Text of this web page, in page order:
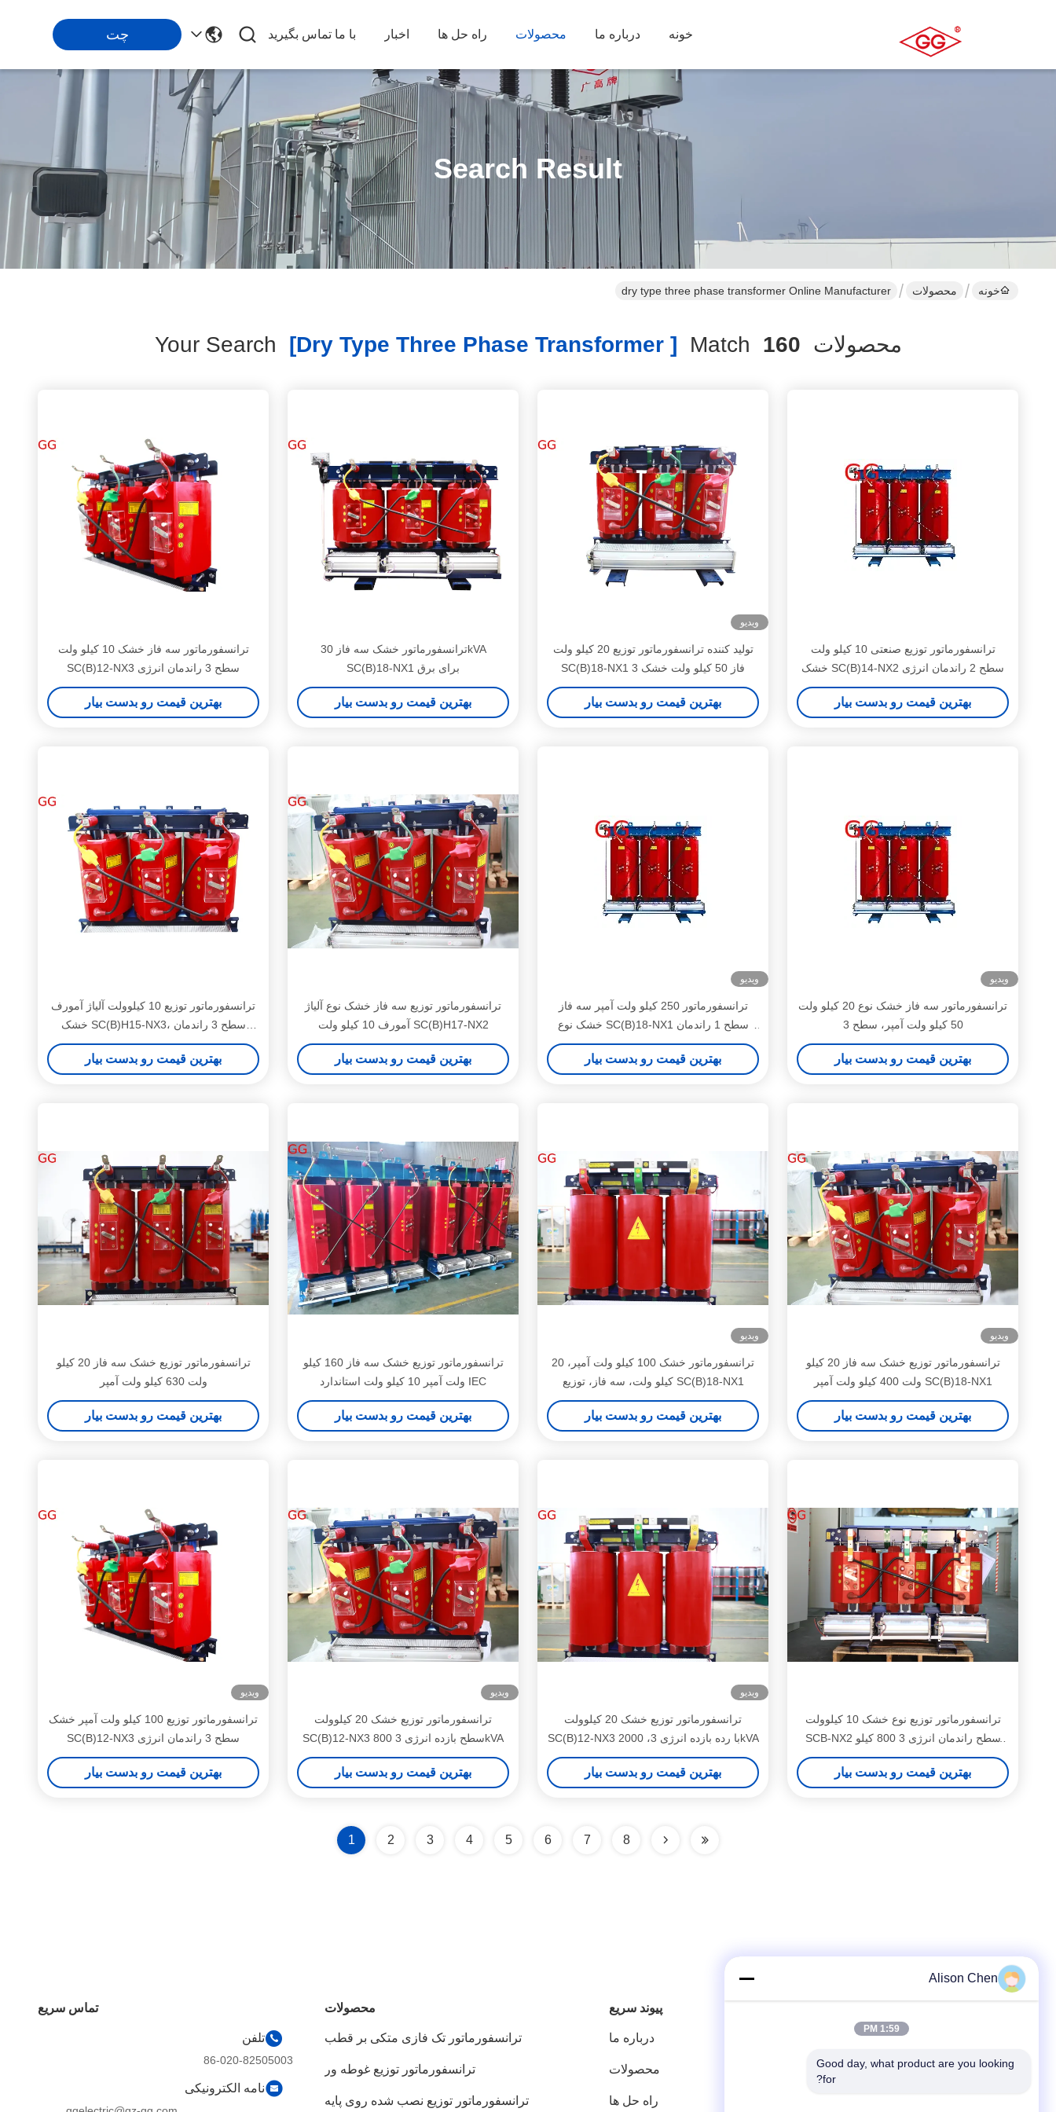
خونه درباره ما محصولات راه حل ها اخبار با ما تماس بگیرید چت
Search Result
خونه محصولات dry type three phase transformer Online Manufacturer
Your Search [dry Type Three Phase Transformer ] Match 160 محصولات
ترانسفورماتور سه فاز خشک 10 کیلو ولت
SC(B)12-NX3 سطح 3 راندمان انرژی
بهترین قیمت رو بدست بیار
ترانسفورماتور خشک سه فاز 30kVA
SC(B)18-NX1 برای برق
بهترین قیمت رو بدست بیار
ویدیو
تولید کننده ترانسفورماتور توزیع 20 کیلو ولت
SC(B)18-NX1 3 فاز 50 کیلو ولت خشک
بهترین قیمت رو بدست بیار
ترانسفورماتور توزیع صنعتی 10 کیلو ولت
خشک SC(B)14-NX2 سطح 2 راندمان انرژی
بهترین قیمت رو بدست بیار
ترانسفورماتور توزیع 10 کیلوولت آلیاژ آمورف
خشک SC(B)H15-NX3، سطح 3 راندمان
انرژی
بهترین قیمت رو بدست بیار
ترانسفورماتور توزیع سه فاز خشک نوع آلیاژ
آمورف 10 کیلو ولت SC(B)H17-NX2
بهترین قیمت رو بدست بیار
ویدیو
ترانسفورماتور 250 کیلو ولت آمپر سه فاز
خشک نوع SC(B)18-NX1 سطح 1 راندمان
انرژی
بهترین قیمت رو بدست بیار
ویدیو
ترانسفورماتور سه فاز خشک نوع 20 کیلو ولت
50 کیلو ولت آمپر، سطح 3
بهترین قیمت رو بدست بیار
ترانسفورماتور توزیع خشک سه فاز 20 کیلو
ولت 630 کیلو ولت آمپر
بهترین قیمت رو بدست بیار
ترانسفورماتور توزیع خشک سه فاز 160 کیلو
ولت آمپر 10 کیلو ولت استاندارد IEC
بهترین قیمت رو بدست بیار
ویدیو
ترانسفورماتور خشک 100 کیلو ولت آمپر، 20
کیلو ولت، سه فاز، توزیع SC(B)18-NX1
بهترین قیمت رو بدست بیار
ویدیو
ترانسفورماتور توزیع خشک سه فاز 20 کیلو
ولت 400 کیلو ولت آمپر SC(B)18-NX1
بهترین قیمت رو بدست بیار
ویدیو
ترانسفورماتور توزیع 100 کیلو ولت آمپر خشک
SC(B)12-NX3 سطح 3 راندمان انرژی
بهترین قیمت رو بدست بیار
ویدیو
ترانسفورماتور توزیع خشک 20 کیلوولت
SC(B)12-NX3 سطح بازده انرژی 3 800kVA
بهترین قیمت رو بدست بیار
ویدیو
ترانسفورماتور توزیع خشک 20 کیلوولت
SC(B)12-NX3 با رده بازده انرژی 3، 2000kVA
بهترین قیمت رو بدست بیار
ترانسفورماتور توزیع نوع خشک 10 کیلوولت
SCB-NX2 سطح راندمان انرژی 3 800 کیلو
ولت آمپر
بهترین قیمت رو بدست بیار
1 2 3 4 5 6 7 8
پيوند سريع
درباره ما
محصولات
راه حل ها
محصولات
ترانسفورماتور تک فازی متکی بر قطب
ترانسفورماتور توزیع غوطه ور
ترانسفورماتور توزیع نصب شده روی پایه
تماس سریع
تلفن
86-020-82505003
نامه الکترونیکی
Alison Chen
1:59 PM
Good day, what product are you looking
for?